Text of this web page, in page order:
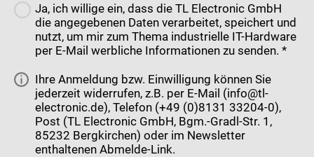
Ja, ich willige ein, dass die TL Electronic GmbH
die angegebenen Daten verarbeitet, speichert und
nutzt, um mir zum Thema industrielle IT-Hardware
per E-Mail werbliche Informationen zu senden. *
Ihre Anmeldung bzw. Einwilligung können Sie
jederzeit widerrufen, z.B. per E-Mail (info@tl-
electronic.de), Telefon (+49 (0)8131 33204-0),
Post (TL Electronic GmbH, Bgm.-Gradl-Str. 1,
85232 Bergkirchen) oder im Newsletter
enthaltenen Abmelde-Link.